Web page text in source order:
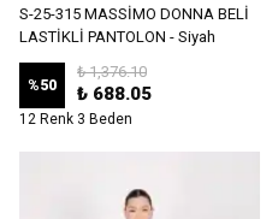
S-25-315 MASSİMO DONNA BELİ
LASTİKLİ PANTOLON - Siyah
%50
₺ 1,376.10
₺ 688.05
12 Renk 3 Beden